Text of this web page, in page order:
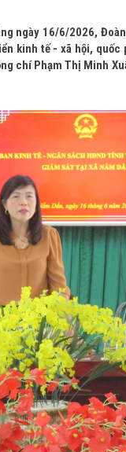
ngày 16/6/2026,
kinh tế - xã hội,
chí Phạm Thị Minh